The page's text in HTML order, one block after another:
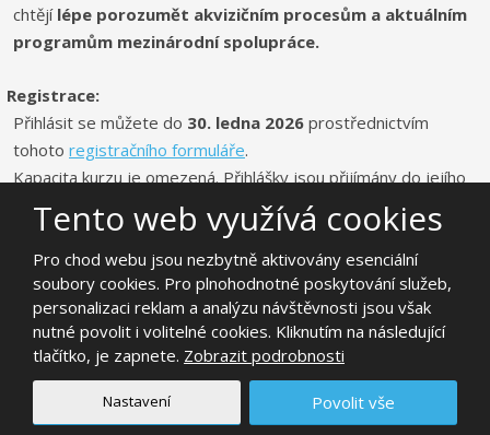
chtějí lépe porozumět akvizičním procesům a aktuálním
programům mezinárodní spolupráce.
Registrace:
Přihlásit se můžete do 30. ledna 2026 prostřednictvím
tohoto registračního formuláře.
Kapacita kurzu je omezená. Přihlášky jsou přijímány do jejího
naplnění.
Pro více informací se neváhejte obrátit přímo na vedoucí
kurzu,Dr. Kristýnu Helm, na adresehelm@aobp.cz.
19. 01. 2026
Tento web využívá cookies
Pro chod webu jsou nezbytně aktivovány esenciální
soubory cookies. Pro plnohodnotné poskytování služeb,
personalizaci reklam a analýzu návštěvnosti jsou však
nutné povolit i volitelné cookies. Kliknutím na následující
tlačítko, je zapnete. Zobrazit podrobnosti
Nastavení Povolit vše